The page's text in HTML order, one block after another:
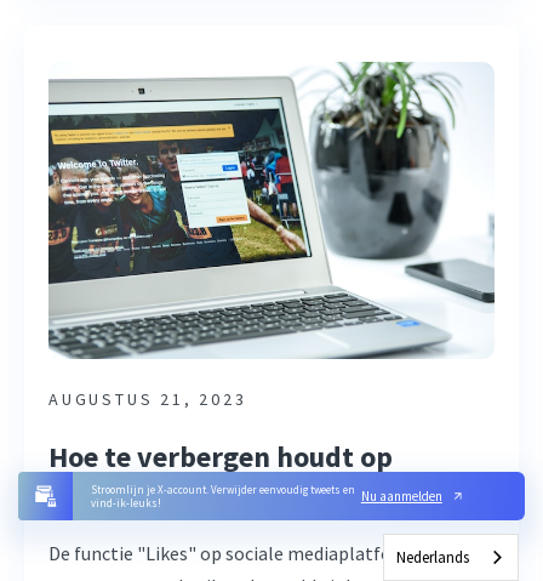
Stroomlijn je X-account. Verwijder eenvoudig tweets en
vind-ik-leuks!
Nu aanmelden
AUGUSTUS 21, 2023
Hoe te verbergen houdt op
Twitter: Uw reacties verbergen
De functie "Likes" op sociale mediaplatforms geeft
Nederlands